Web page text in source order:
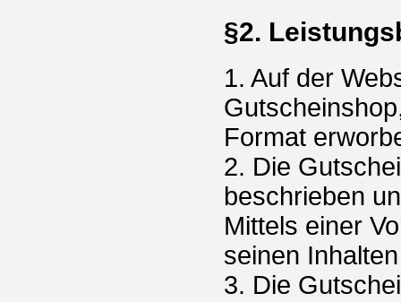
§2.
1. Auf der
Format
2. Die
beschrieben
Mittels einer
seinen
3. Die